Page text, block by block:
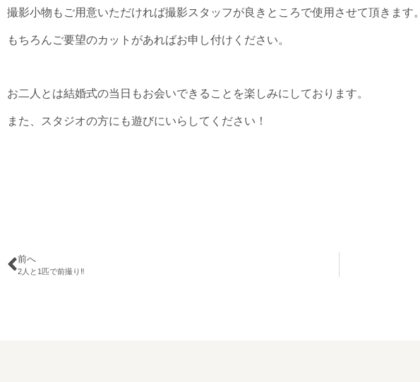
撮影小物もご用意いただければ撮影スタッフが良きところで使用させて頂きます。
もちろんご要望のカットがあればお申し付けください。
お二人とは結婚式の当日もお会いできることを楽しみにしております。
また、スタジオの方にも遊びにいらしてください！
前へ
2人と1匹で前撮り‼